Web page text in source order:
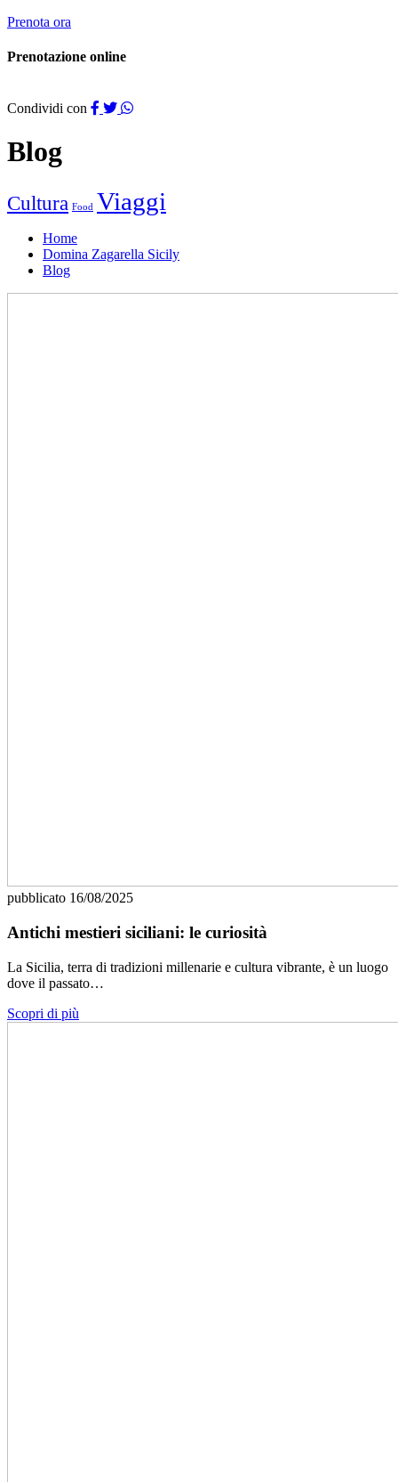
Prenota ora
Prenotazione online
Condividi con
Blog
Cultura Food Viaggi
Home
Domina Zagarella Sicily
Blog
pubblicato 16/08/2025
Antichi mestieri siciliani: le curiosità
La Sicilia, terra di tradizioni millenarie e cultura vibrante, è un luogo
dove il passato…
Scopri di più